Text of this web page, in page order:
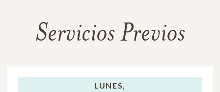
Servicios Previos
LUNES,